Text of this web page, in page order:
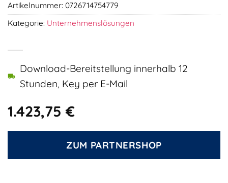
1.423,75€
Download-Bereitstellung innerhalb 12
Stunden, Key per E-Mail
ZUM PARTNERSHOP
Artikelnummer: 0726714754779
Kategorie: Unternehmenslösungen